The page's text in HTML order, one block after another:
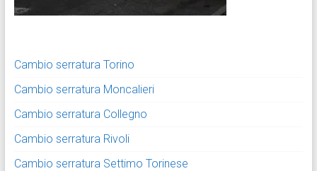
Cambio serratura Torino
Cambio serratura Moncalieri
Cambio serratura Collegno
Cambio serratura Rivoli
Cambio serratura Settimo Torinese